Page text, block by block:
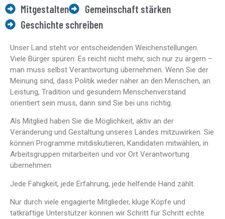
Mitgestalten
Gemeinschaft stärken
Geschichte schreiben
Unser Land steht vor entscheidenden Weichenstellungen.
Viele Bürger spüren: Es reicht nicht mehr, sich nur zu ärgern –
man muss selbst Verantwortung übernehmen. Wenn Sie der
Meinung sind, dass Politik wieder näher an den Menschen, an
Leistung, Tradition und gesundem Menschenverstand
orientiert sein muss, dann sind Sie bei uns richtig.
Als Mitglied haben Sie die Möglichkeit, aktiv an der
Veränderung und Gestaltung unseres Landes mitzuwirken. Sie
können Programme mitdiskutieren, Kandidaten mitwählen, in
Arbeitsgruppen mitarbeiten und vor Ort Verantwortung
übernehmen
Jede Fähigkeit, jede Erfahrung, jede helfende Hand zählt.
Nur durch viele engagierte Mitglieder, kluge Köpfe und
tatkräftige Unterstützer können wir Schritt für Schritt echte